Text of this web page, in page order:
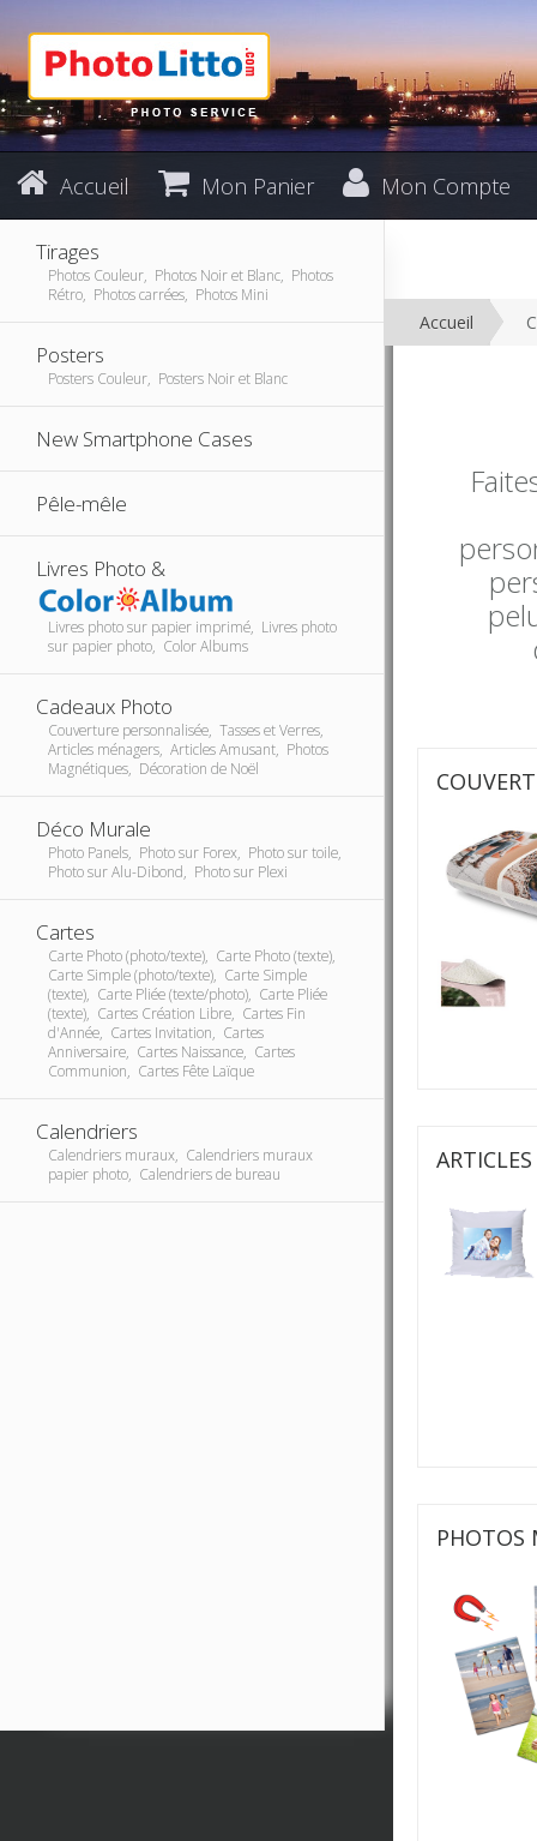
Accueil Mon Panier Mon Compte
Tirages
Photos Couleur, Photos Noir et Blanc, Photos
Rétro, Photos carrées, Photos Mini
Posters
Posters Couleur, Posters Noir et Blanc
New Smartphone Cases
Pêle-mêle
Livres Photo &
Livres photo sur papier imprimé, Livres photo
sur papier photo, Color Albums
Cadeaux Photo
Couverture personnalisée, Tasses et Verres,
Articles ménagers, Articles Amusant, Photos
Magnétiques, Décoration de Noël
Déco Murale
Photo Panels, Photo sur Forex, Photo sur toile,
Photo sur Alu-Dibond, Photo sur Plexi
Cartes
Carte Photo (photo/texte), Carte Photo (texte),
Carte Simple (photo/texte), Carte Simple
(texte), Carte Pliée (texte/photo), Carte Pliée
(texte), Cartes Création Libre, Cartes Fin
d'Année, Cartes Invitation, Cartes
Anniversaire, Cartes Naissance, Cartes
Communion, Cartes Fête Laïque
Calendriers
Calendriers muraux, Calendriers muraux
papier photo, Calendriers de bureau
Accueil
PHOTOS